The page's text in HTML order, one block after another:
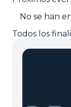
No se han
Todos los